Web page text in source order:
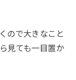
ので大きなこと
見ても一目置か